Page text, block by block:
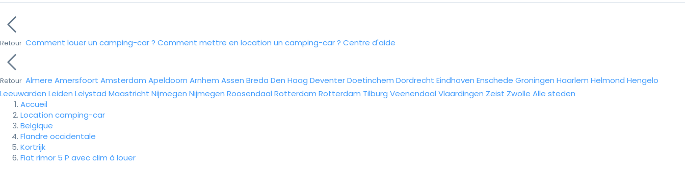
Retour Comment louer un camping-car ? Comment mettre en location un camping-car ? Centre d'aide
Retour Almere Amersfoort Amsterdam Apeldoorn Arnhem Assen Breda Den Haag DeventerDoetinchem Dordrecht Eindhoven Enschede Groningen Haarlem Helmond Hengelo
Leeuwarden Leiden Lelystad Maastricht Nijmegen Nijmegen Roosendaal Rotterdam Rotterdam Tilburg Veenendaal Vlaardingen Zeist Zwolle Alle steden
Accueil
Location camping-car
Belgique
Flandre occidentale
Kortrijk
Fiat rimor 5 P avec clim à louer